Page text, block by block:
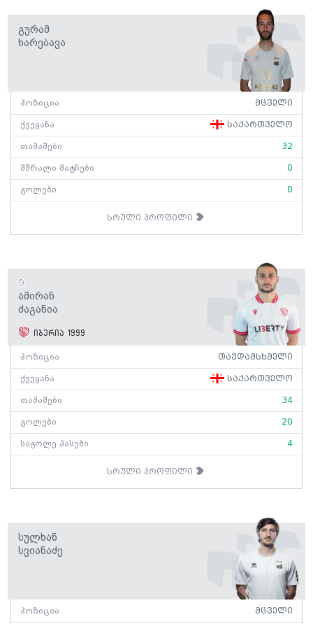
Გურამ
Ხარებავა
პოზიცია მცველი
ქვეყანა საქართველო
თამაშები 32
მშრალი მატჩები 0
გოლები 0
სრული პროფილი
9
Ამირან
Ძაგანია
იბერია 1999
პოზიცია თავდამსხმელი
ქვეყანა საქართველო
თამაშები 34
გოლები 20
საგოლე პასები 4
სრული პროფილი
Სულხან
Სვიანაძე
პოზიცია მცველი